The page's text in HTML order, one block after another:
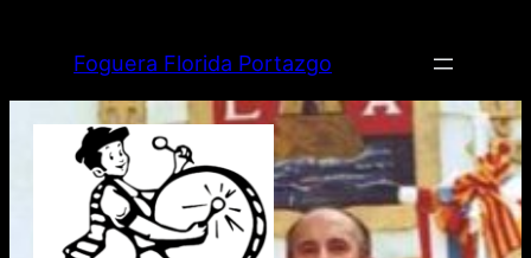
contenidoFoguera Florida Portazgo